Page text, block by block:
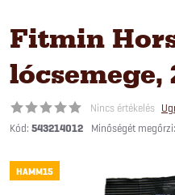
Fitmin
lócsemege,
Nincs értékelés
Kód: 543214012
HAMM15